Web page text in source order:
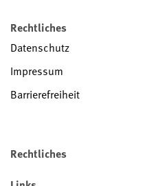
Rechtliches
Datenschutz
Impressum
Barrierefreiheit
Rechtliches